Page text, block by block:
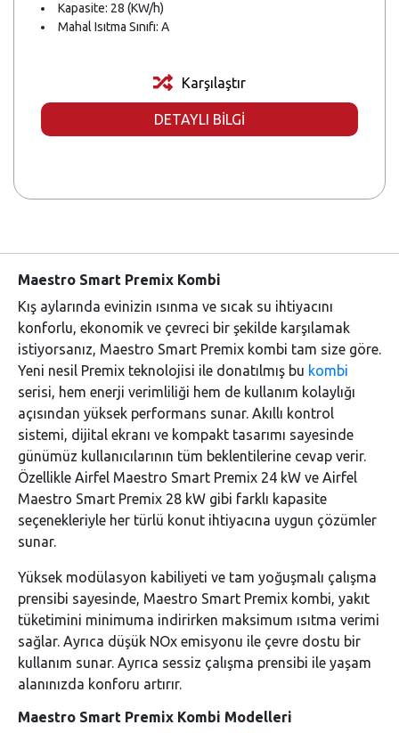
Kapasite: 28 (KW/h)
Mahal Isıtma Sınıfı: A
Karşılaştır
DETAYLI BİLGİ
Maestro Smart Premix Kombi
Kış aylarında evinizin ısınma ve sıcak su ihtiyacını
konforlu, ekonomik ve çevreci bir şekilde karşılamak
istiyorsanız, Maestro Smart Premix kombi tam size göre.
Yeni nesil Premix teknolojisi ile donatılmış bu kombi
serisi, hem enerji verimliliği hem de kullanım kolaylığı
açısından yüksek performans sunar. Akıllı kontrol
sistemi, dijital ekranı ve kompakt tasarımı sayesinde
günümüz kullanıcılarının tüm beklentilerine cevap verir.
Özellikle Airfel Maestro Smart Premix 24 kW ve Airfel
Maestro Smart Premix 28 kW gibi farklı kapasite
seçenekleriyle her türlü konut ihtiyacına uygun çözümler
sunar.
Yüksek modülasyon kabiliyeti ve tam yoğuşmalı çalışma
prensibi sayesinde, Maestro Smart Premix kombi, yakıt
tüketimini minimuma indirirken maksimum ısıtma verimi
sağlar. Ayrıca düşük NOx emisyonu ile çevre dostu bir
kullanım sunar. Ayrıca sessiz çalışma prensibi ile yaşam
alanınızda konforu artırır.
Maestro Smart Premix Kombi Modelleri